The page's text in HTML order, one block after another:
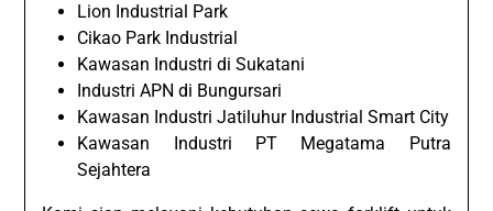
Lion Industrial Park
Cikao Park Industrial
Kawasan Industri di Sukatani
Industri APN di Bungursari
Kawasan Industri Jatiluhur Industrial Smart City
Kawasan Industri PT Megatama Putra
Sejahtera